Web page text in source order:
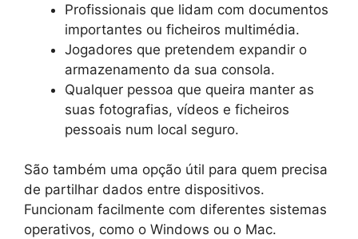
Profissionais que lidam com documentos
importantes ou ficheiros multimédia.
Jogadores que pretendem expandir o
armazenamento da sua consola.
Qualquer pessoa que queira manter as
suas fotografias, vídeos e ficheiros
pessoais num local seguro.
São também uma opção útil para quem precisa
de partilhar dados entre dispositivos.
Funcionam facilmente com diferentes sistemas
operativos, como o Windows ou o Mac.